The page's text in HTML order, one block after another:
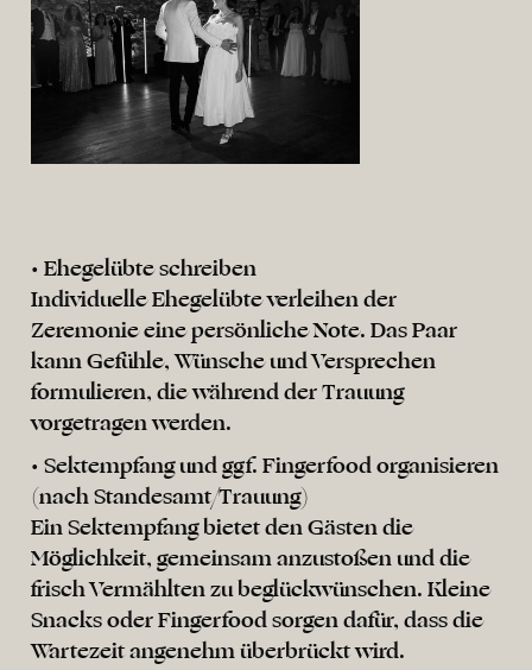
• Ehegelübte schreiben
Individuelle Ehegelübte verleihen der
Zeremonie eine persönliche Note. Das Paar
kann Gefühle, Wünsche und Versprechen
formulieren, die während der Trauung
vorgetragen werden.
• Sektempfang und ggf. Fingerfood organisieren
(nach Standesamt/Trauung)
Ein Sektempfang bietet den Gästen die
Möglichkeit, gemeinsam anzustoßen und die
frisch Vermählten zu beglückwünschen. Kleine
Snacks oder Fingerfood sorgen dafür, dass die
Wartezeit angenehm überbrückt wird.